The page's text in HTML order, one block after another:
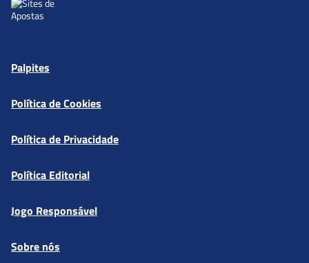
Palpites
Política de Cookies
Política de Privacidade
Política Editorial
Jogo Responsável
Sobre nós